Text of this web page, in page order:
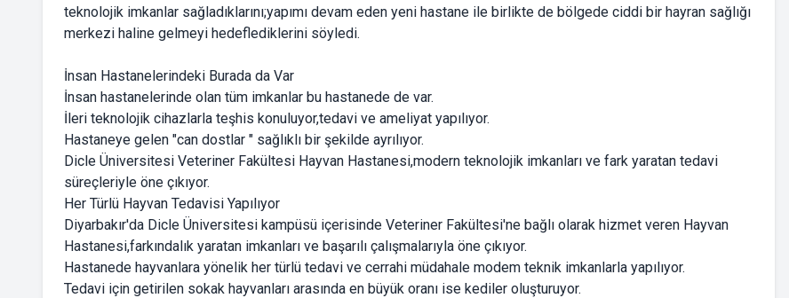
teknolojik imkanlar sağladıklarını;yapımı devam eden yeni hastane ile birlikte de bölgede ciddi bir hayran sağlığı
merkezi haline gelmeyi hedeflediklerini söyledi.
İnsan Hastanelerindeki Burada da Var
İnsan hastanelerinde olan tüm imkanlar bu hastanede de var.
İleri teknolojik cihazlarla teşhis konuluyor,tedavi ve ameliyat yapılıyor.
Hastaneye gelen "can dostlar " sağlıklı bir şekilde ayrılıyor.
Dicle Üniversitesi Veteriner Fakültesi Hayvan Hastanesi,modern teknolojik imkanları ve fark yaratan tedavi
süreçleriyle öne çıkıyor.
Her Türlü Hayvan Tedavisi Yapılıyor
Diyarbakır'da Dicle Üniversitesi kampüsü içerisinde Veteriner Fakültesi'ne bağlı olarak hizmet veren Hayvan
Hastanesi,farkındalık yaratan imkanları ve başarılı çalışmalarıyla öne çıkıyor.
Hastanede hayvanlara yönelik her türlü tedavi ve cerrahi müdahale modem teknik imkanlarla yapılıyor.
Tedavi için getirilen sokak hayvanları arasında en büyük oranı ise kediler oluşturuyor.